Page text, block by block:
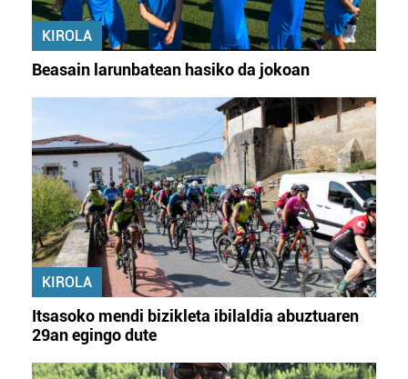
KIROLA
Beasain larunbatean hasiko da jokoan
KIROLA
Itsasoko mendi bizikleta ibilaldia abuztuaren
29an egingo dute